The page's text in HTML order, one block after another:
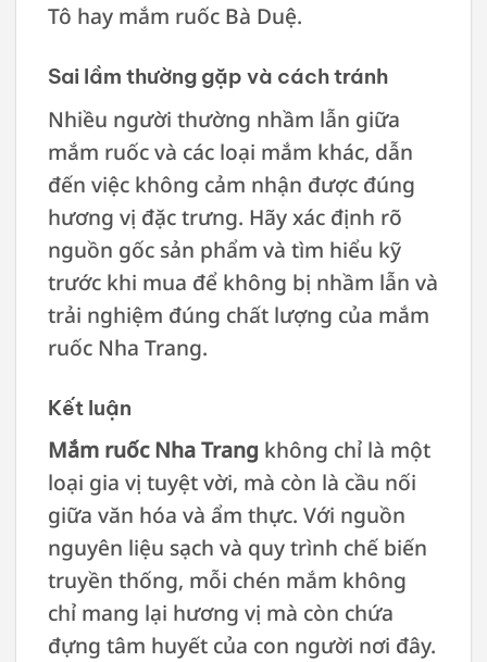
Tô hay mắm ruốc Bà Duệ.
Sai lầm thường gặp và cách tránh
Nhiều người thường nhầm lẫn giữa
mắm ruốc và các loại mắm khác, dẫn
đến việc không cảm nhận được đúng
hương vị đặc trưng. Hãy xác định rõ
nguồn gốc sản phẩm và tìm hiểu kỹ
trước khi mua để không bị nhầm lẫn và
trải nghiệm đúng chất lượng của mắm
ruốc Nha Trang.
Kết luận
Mắm ruốc Nha Trang không chỉ là một
loại gia vị tuyệt vời, mà còn là cầu nối
giữa văn hóa và ẩm thực. Với nguồn
nguyên liệu sạch và quy trình chế biến
truyền thống, mỗi chén mắm không
chỉ mang lại hương vị mà còn chứa
đựng tâm huyết của con người nơi đây.